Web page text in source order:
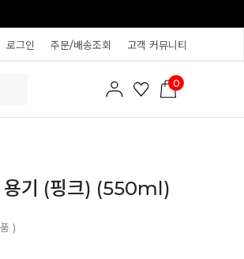
로그인 주문/배송조회 고객 커뮤니티
0
용기 (핑크) (550ml)
)